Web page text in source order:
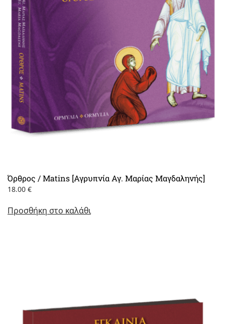
Όρθρος / Matins [Αγρυπνία Αγ. Μαρίας Μαγδαληνής]
18.00 €
Προσθήκη στο καλάθι